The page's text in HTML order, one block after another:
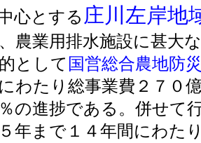
心とする 庄川左岸地
農業用排水施設に甚大
として 国営総合農地防
わたり総事業費２７０
の進捗である。併せて
年まで１４年間にわた